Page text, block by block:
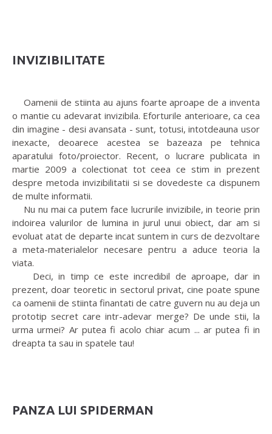
INVIZIBILITATE
Oamenii de stiinta au ajuns foarte aproape de a inventa
o mantie cu adevarat invizibila. Eforturile anterioare, ca cea
din imagine - desi avansata - sunt, totusi, intotdeauna usor
inexacte, deoarece acestea se bazeaza pe tehnica
aparatului foto/proiector. Recent, o lucrare publicata in
martie 2009 a colectionat tot ceea ce stim in prezent
despre metoda invizibilitatii si se dovedeste ca dispunem
de multe informatii.
Nu nu mai ca putem face lucrurile invizibile, in teorie prin
indoirea valurilor de lumina in jurul unui obiect, dar am si
evoluat atat de departe incat suntem in curs de dezvoltare
a meta-materialelor necesare pentru a aduce teoria la
viata.
Deci, in timp ce este incredibil de aproape, dar in
prezent, doar teoretic in sectorul privat, cine poate spune
ca oamenii de stiinta finantati de catre guvern nu au deja un
prototip secret care intr-adevar merge? De unde stii, la
urma urmei? Ar putea fi acolo chiar acum ... ar putea fi in
dreapta ta sau in spatele tau!
PANZA LUI SPIDERMAN